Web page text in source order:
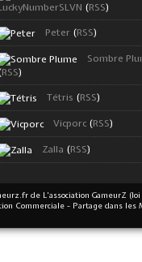
(RSS)
Peter (RSS)
Sombre
RSS)
Tétris (RSS)
Vicporc (RSS)
Zalla (RSS)
de L'association GameurZ (loi
Commerciale - Partage dans